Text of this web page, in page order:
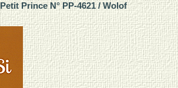
Petit Prince N° PP-4621 / Wolof